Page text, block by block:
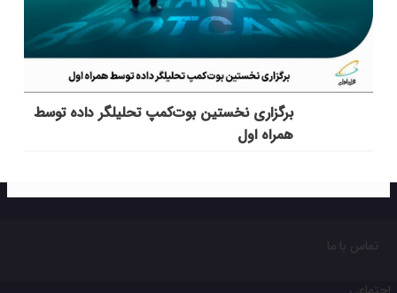
برگزاری نخستین بوت‌کمپ تحلیلگر داده توسط
همراه اول
تماس با ما